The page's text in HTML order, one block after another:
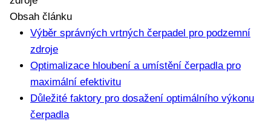
Obsah článku
Výběr správných vrtných čerpadel pro podzemní
zdroje
Optimalizace hloubení a umístění čerpadla pro
maximální efektivitu
Důležité faktory pro dosažení optimálního výkonu
čerpadla